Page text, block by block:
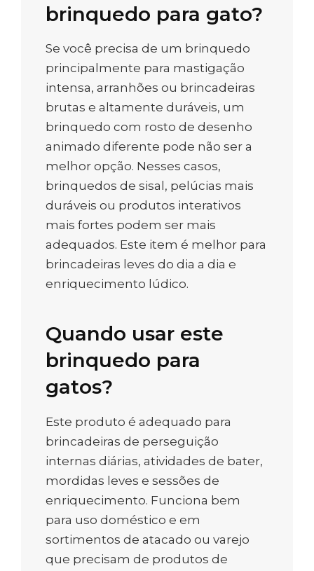
brinquedo para gato?
Se você precisa de um brinquedo
principalmente para mastigação
intensa, arranhões ou brincadeiras
brutas e altamente duráveis, um
brinquedo com rosto de desenho
animado diferente pode não ser a
melhor opção. Nesses casos,
brinquedos de sisal, pelúcias mais
duráveis ​​ou produtos interativos
mais fortes podem ser mais
adequados. Este item é melhor para
brincadeiras leves do dia a dia e
enriquecimento lúdico.
Quando usar este
brinquedo para
gatos?
Este produto é adequado para
brincadeiras de perseguição
internas diárias, atividades de bater,
mordidas leves e sessões de
enriquecimento. Funciona bem
para uso doméstico e em
sortimentos de atacado ou varejo
que precisam de produtos de